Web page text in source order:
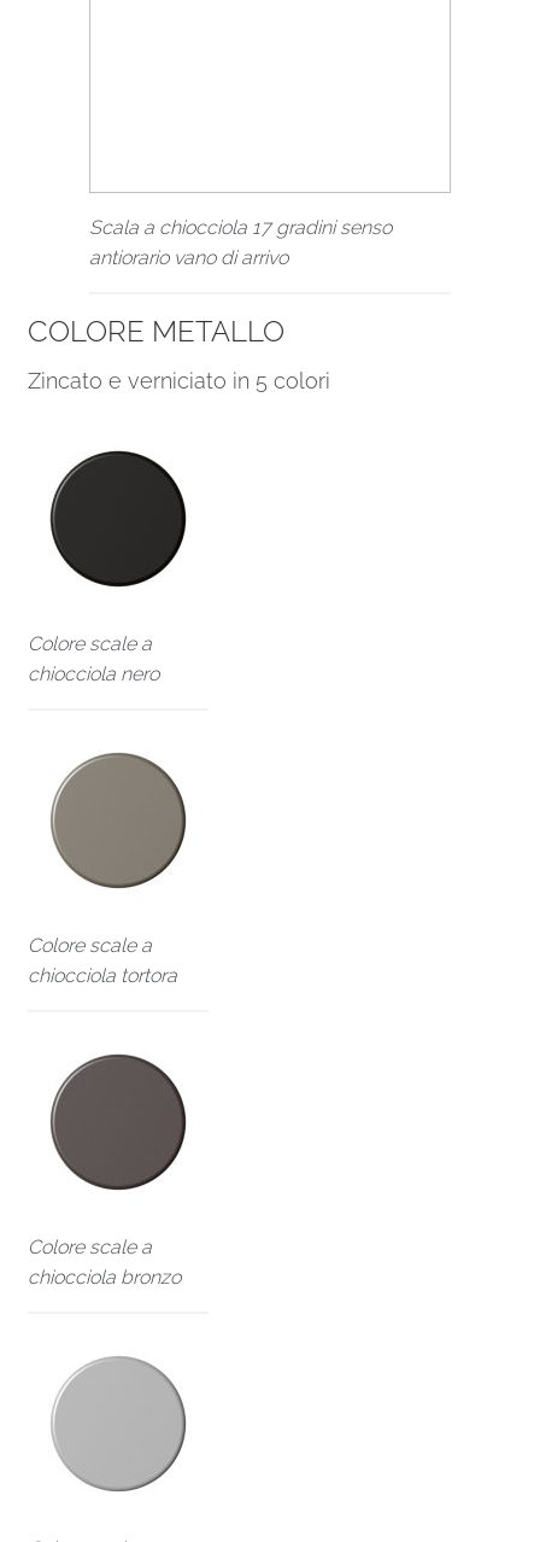
Scala a chiocciola 17 gradini senso
antiorario vano di arrivo
COLORE METALLO
Zincato e verniciato in 5 colori
Colore scale a
chiocciola nero
Colore scale a
chiocciola tortora
Colore scale a
chiocciola bronzo